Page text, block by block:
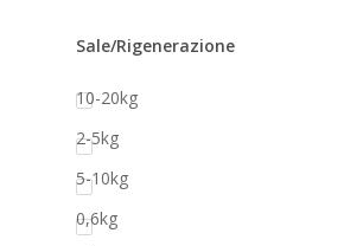
Sale/Rigenerazione
10-20kg
2-5kg
5-10kg
0,6kg